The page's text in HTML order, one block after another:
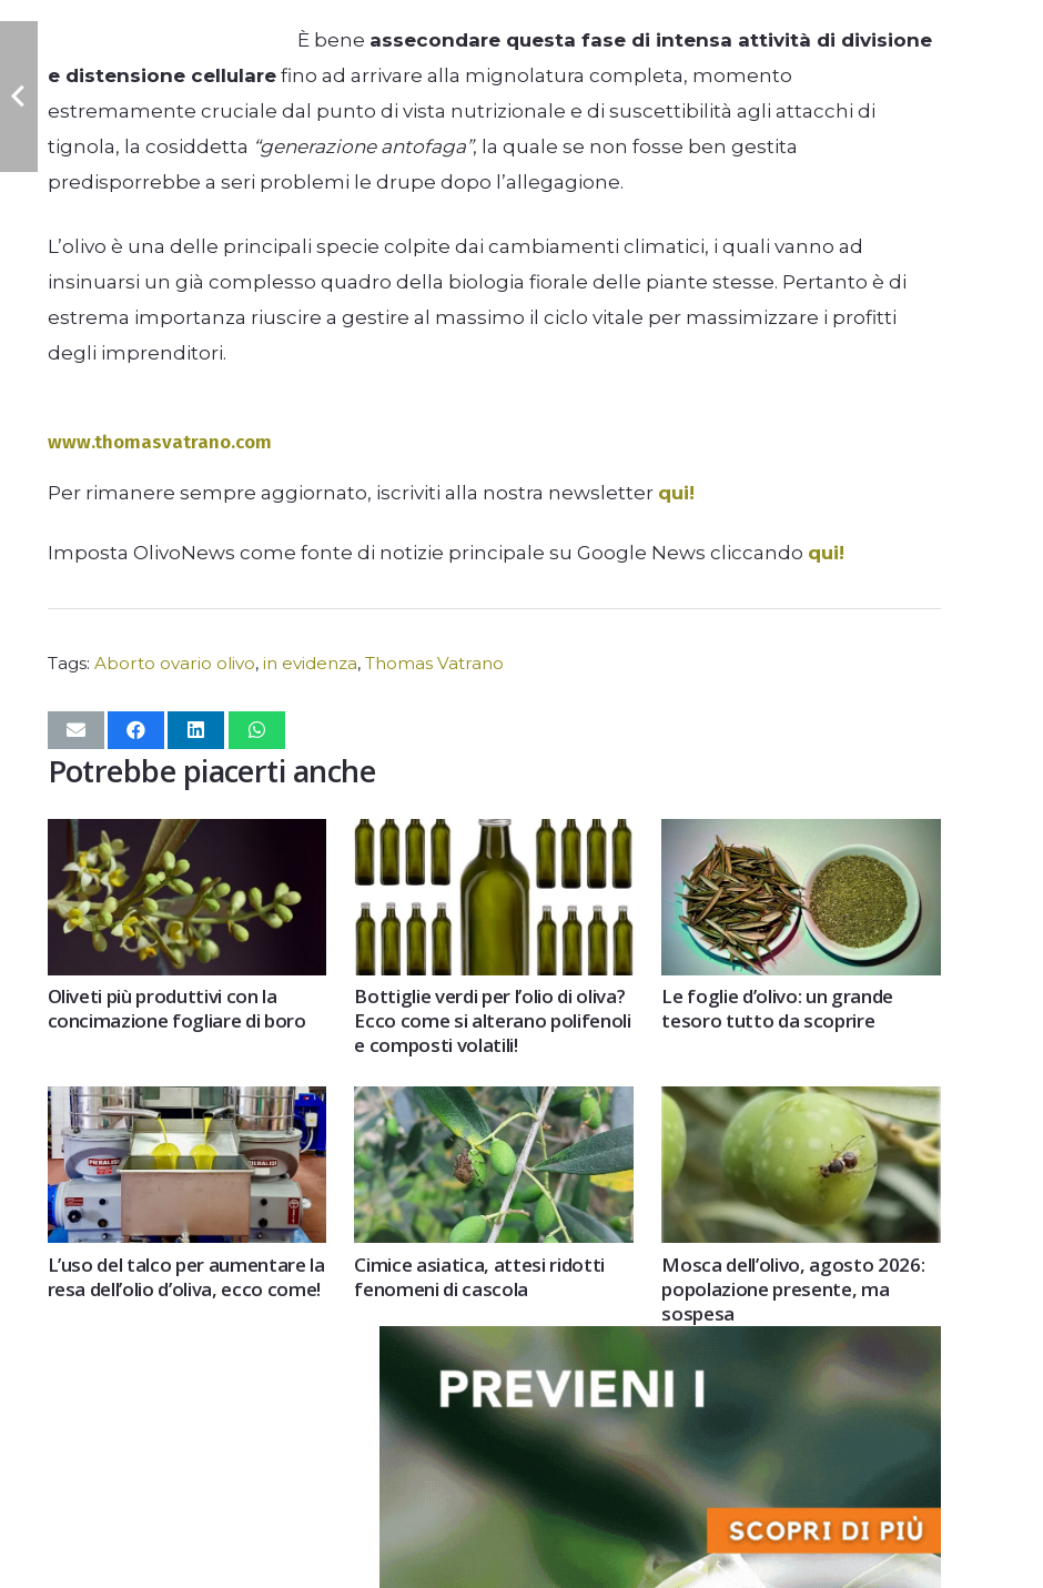
È bene assecondare questa fase di intensa attività di divisione
e distensione cellularefino ad arrivare alla mignolatura completa, momento
estremamente cruciale dal punto di vista nutrizionale e di suscettibilità agli attacchi di
tignola, la cosiddetta “generazione antofaga”, la quale se non fosse ben gestita
predisporrebbe a seri problemi le drupe dopo l’allegagione.
L’olivo è una delle principali specie colpite dai cambiamenti climatici, i quali vanno ad
insinuarsi un già complesso quadro della biologia fiorale delle piante stesse. Pertanto è di
estrema importanza riuscire a gestire al massimo il ciclo vitale per massimizzare i profitti
degli imprenditori.
www.thomasvatrano.com
Per rimanere sempre aggiornato, iscriviti alla nostra newsletter qui!
Imposta OlivoNews come fonte di notizie principale su Google News cliccando qui!
Tags: Aborto ovario olivo, in evidenza, Thomas Vatrano
Potrebbe piacerti anche
Oliveti più produttivi con la
concimazione fogliare di boro
Bottiglie verdi per l’olio di oliva?
Ecco come si alterano polifenoli
e composti volatili!
Le foglie d’olivo: un grande
tesoro tutto da scoprire
L’uso del talco per aumentare la
resa dell’olio d’oliva, ecco come!
Cimice asiatica, attesi ridotti
fenomeni di cascola
Mosca dell’olivo, agosto 2026:
popolazione presente, ma
sospesa